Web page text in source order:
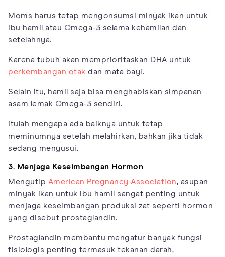
Moms harus tetap mengonsumsi minyak ikan untuk
ibu hamil atau Omega-3 selama kehamilan dan
setelahnya.
Karena tubuh akan memprioritaskan DHA untuk
perkembangan otak dan mata bayi.
Selain itu, hamil saja bisa menghabiskan simpanan
asam lemak Omega-3 sendiri.
Itulah mengapa ada baiknya untuk tetap
meminumnya setelah melahirkan, bahkan jika tidak
sedang menyusui.
3. Menjaga Keseimbangan Hormon
Mengutip American Pregnancy Association, asupan
minyak ikan untuk ibu hamil sangat penting untuk
menjaga keseimbangan produksi zat seperti hormon
yang disebut prostaglandin.
Prostaglandin membantu mengatur banyak fungsi
fisiologis penting termasuk tekanan darah,